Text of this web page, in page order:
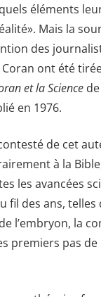
éléments
Mais la
des
ont été
et la Sciencede
en 1976.
de cet
à la
les avancées
fil des ans, telles
l’embryon, la
premiers pas